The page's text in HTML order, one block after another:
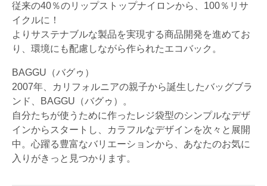
従来の40％のリップストップナイロンから、100％リサ
イクルに！
よりサステナブルな製品を実現する商品開発を進めてお
り、環境にも配慮しながら作られたエコバック。
BAGGU（バグゥ）
2007年、カリフォルニアの親子から誕生したバッグブラ
ンド、BAGGU（バグゥ）。
自分たちが使うために作ったレジ袋型のシンプルなデザ
インからスタートし、カラフルなデザインを次々と展開
中。心躍る豊富なバリエーションから、あなたのお気に
入りがきっと見つかります。